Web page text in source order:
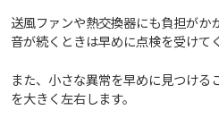
送風ファンや熱交換器にも負担がか
音が続くときは早めに点検を受けて
また、小さな異常を早めに見つける
を大きく左右します。